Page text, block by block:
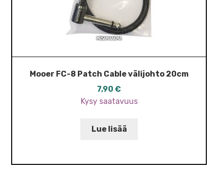
Mooer FC-8 Patch Cable välijohto 20cm
7,90 €
Kysy saatavuus
Lue lisää